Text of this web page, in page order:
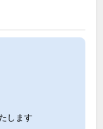
します